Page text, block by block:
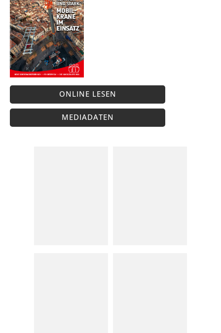
ONLINE LESEN
MEDIADATEN